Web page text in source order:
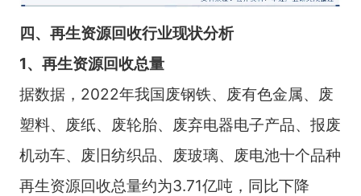
四、再生资源回收行业现状分析
1、再生资源回收总量
据数据，2022年我国废钢铁、废有色金属、废
塑料、废纸、废轮胎、废弃电器电子产品、报废
机动车、废旧纺织品、废玻璃、废电池十个品种
再生资源回收总量约为3.71亿吨，同比下降